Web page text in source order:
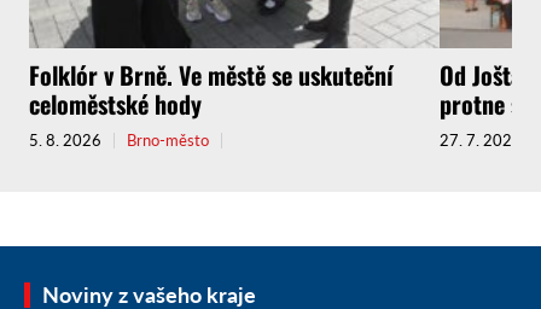
Folklór v Brně. Ve městě se uskuteční
celoměstské hody
5. 8. 2026 Brno-město
Od Jošta
protne
27. 7. 2026
Noviny z vašeho kraje